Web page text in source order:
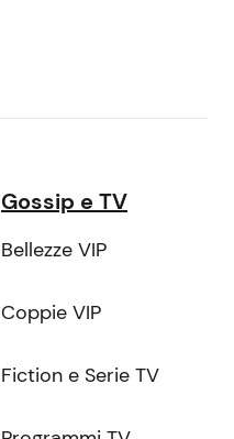
Gossip e TV
Bellezze VIP
Coppie VIP
Fiction e Serie TV